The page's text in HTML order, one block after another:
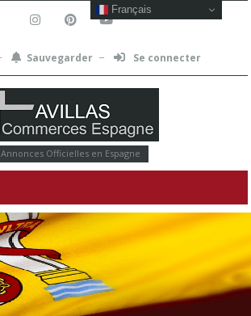
Sauvegarder Se connecter
Annonces Officielles en Espagne
Français